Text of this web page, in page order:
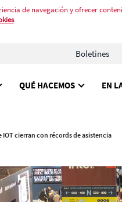
de navegación y ofrecer
Boletines
QUÉ HACEMOS EN
IOT cierran con récords de asistencia